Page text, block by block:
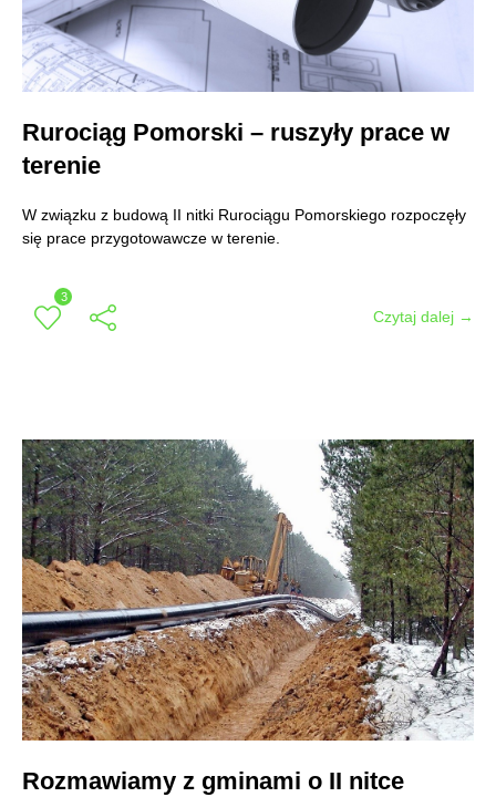
Rurociąg Pomorski – ruszyły prace w
terenie
W związku z budową II nitki Rurociągu Pomorskiego rozpoczęły
się prace przygotowawcze w terenie.
3
Czytaj dalej →
Rozmawiamy z gminami o II nitce